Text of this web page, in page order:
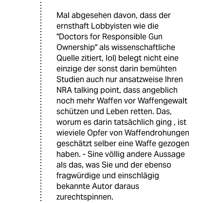
Mal abgesehen davon, dass der
ernsthaft Lobbyisten wie die
"Doctors for Responsible Gun
Ownership" als wissenschaftliche
Quelle zitiert, lol) belegt nicht eine
einzige der sonst darin bemühten
Studien auch nur ansatzweise Ihren
NRA talking point, dass angeblich
noch mehr Waffen vor Waffengewalt
schützen und Leben retten. Das,
worum es darin tatsächlich ging , ist
wieviele Opfer von Waffendrohungen
geschätzt selber eine Waffe gezogen
haben. - Sine völlig andere Aussage
als das, was Sie und der ebenso
fragwürdige und einschlägig
bekannte Autor daraus
zurechtspinnen.